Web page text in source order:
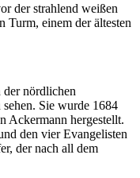
der strahlend weißen
einem der ältesten
nördlichen
Sie wurde 1684
Ackermann hergestellt.
den vier Evangelisten
der nach all dem